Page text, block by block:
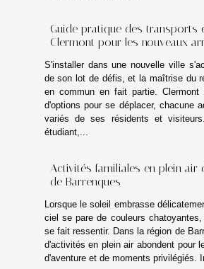
Guide pratique des transports
Clermont pour les nouveaux
S'installer dans une nouvelle ville
de son lot de défis, et la maîtrise du
en commun en fait partie. Clermont
d'options pour se déplacer, chacune
variés de ses résidents et
étudiant,...
Activités familiales en plein air
de Barrenques
Lorsque le soleil embrasse
ciel se pare de couleurs
se fait ressentir. Dans la région de
d'activités en plein air abondent pour
d'aventure et de moments privilégiés.